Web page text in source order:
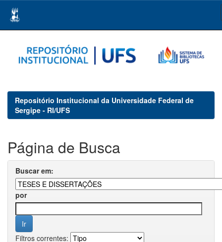
navigation
Repositório Institucional da Universidade Federal de
Sergipe - RI/UFS
Página de Busca
Buscar em:
por
Filtros correntes: